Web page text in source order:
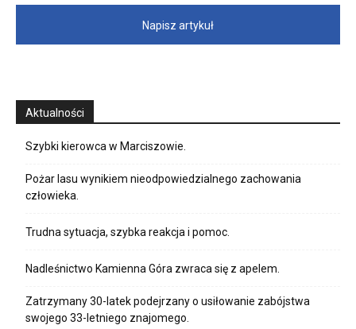
Napisz artykuł
Aktualności
Szybki kierowca w Marciszowie.
Pożar lasu wynikiem nieodpowiedzialnego zachowania
człowieka.
Trudna sytuacja, szybka reakcja i pomoc.
Nadleśnictwo Kamienna Góra zwraca się z apelem.
Zatrzymany 30-latek podejrzany o usiłowanie zabójstwa
swojego 33-letniego znajomego.